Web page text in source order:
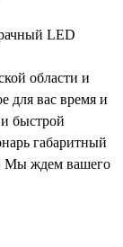
LED
области и
для вас время и
быстрой
габаритный
Мы ждем вашего